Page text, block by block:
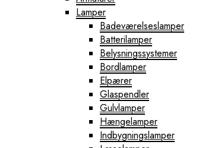
Lamper
Badeværelseslamper
Batterilamper
Belysningssystemer
Bordlamper
Elpærer
Glaspendler
Gulvlamper
Hængelamper
Indbygningslamper